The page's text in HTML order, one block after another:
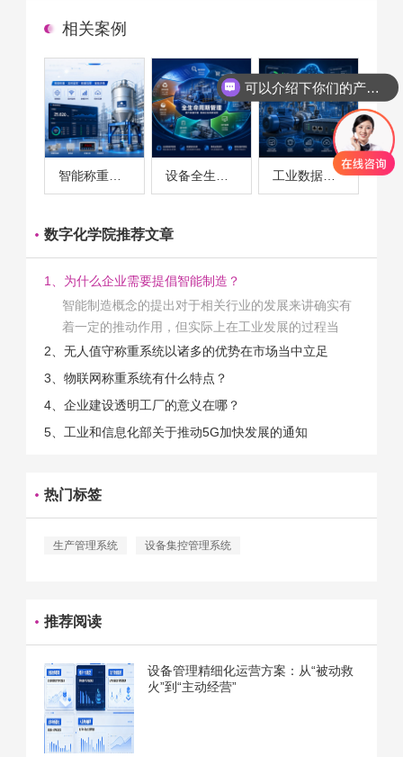
相关案例
智能称重系统案例 工业数据采集与设备监控案例
数字化学院推荐文章
1、为什么企业需要提倡智能制造？
智能制造概念的提出对于相关行业的发展来讲确实有
着一定的推动作用，但实际上在工业发展的过程当
中，能够推动相关产业发展的具体结束是非常的多
的。那么为什么企业一定需要...
2、无人值守称重系统以诸多的优势在市场当中立足
3、物联网称重系统有什么特点？
4、企业建设透明工厂的意义在哪？
5、工业和信息化部关于推动5G加快发展的通知
热门标签
生产管理系统 设备集控管理系统
推荐阅读
设备管理精细化运营方案：从“被动救
火”到“主动经营”
可以介绍下你们的产品么